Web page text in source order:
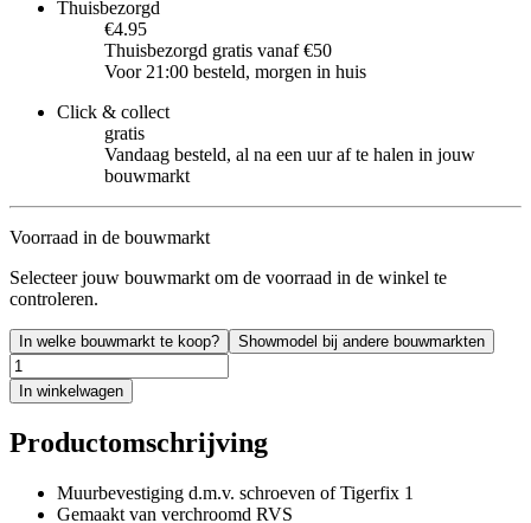
Thuisbezorgd
€4.95
Thuisbezorgd gratis vanaf €50
Voor 21:00 besteld, morgen in huis
Click & collect
gratis
Vandaag besteld, al na een uur af te halen in jouw
bouwmarkt
Voorraad in de bouwmarkt
Selecteer jouw bouwmarkt om de voorraad in de winkel te
controleren.
In welke bouwmarkt te koop? Showmodel bij andere bouwmarkten
In winkelwagen
Productomschrijving
Muurbevestiging d.m.v. schroeven of Tigerfix 1
Gemaakt van verchroomd RVS